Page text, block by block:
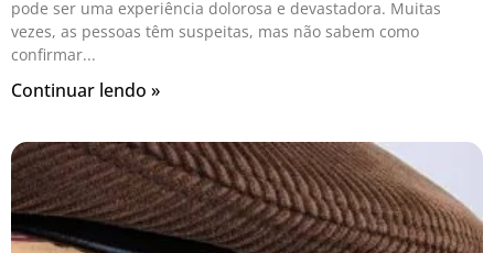
pode ser uma experiência dolorosa e devastadora. Muitas
vezes, as pessoas têm suspeitas, mas não sabem como
confirmar
Continuar lendo »